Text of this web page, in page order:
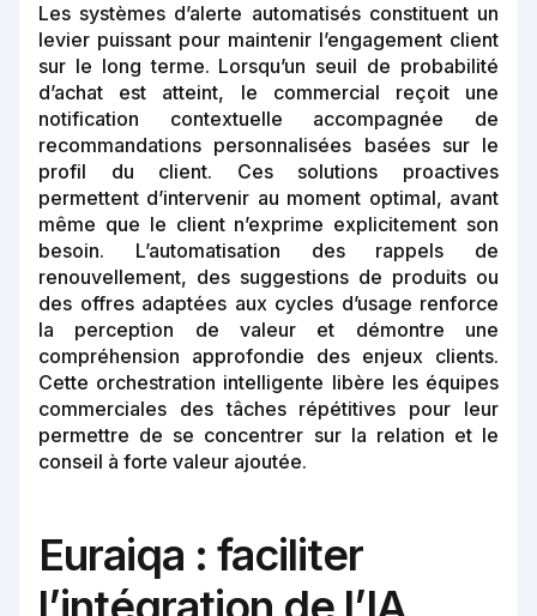
Les systèmes d’alerte automatisés constituent un
levier puissant pour maintenir l’engagement client
sur le long terme. Lorsqu’un seuil de probabilité
d’achat est atteint, le commercial reçoit une
notification contextuelle accompagnée de
recommandations personnalisées basées sur le
profil du client. Ces solutions proactives
permettent d’intervenir au moment optimal, avant
même que le client n’exprime explicitement son
besoin. L’automatisation des rappels de
renouvellement, des suggestions de produits ou
des offres adaptées aux cycles d’usage renforce
la perception de valeur et démontre une
compréhension approfondie des enjeux clients.
Cette orchestration intelligente libère les équipes
commerciales des tâches répétitives pour leur
permettre de se concentrer sur la relation et le
conseil à forte valeur ajoutée.
Euraiqa : faciliter